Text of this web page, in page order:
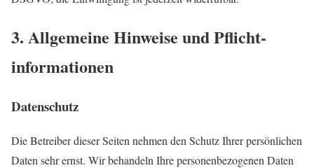
3. Allgemeine Hinweise und Pflicht­
informationen
Datenschutz
Die Betreiber dieser Seiten nehmen den Schutz Ihrer persönlichen
Daten sehr ernst. Wir behandeln Ihre personenbezogenen Daten